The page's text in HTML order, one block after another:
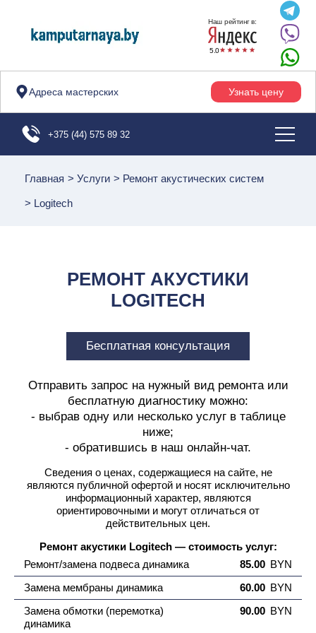
Наш рейтинг в:
5.0
Адреса мастерских Узнать цену
+375 (44) 575 89 32
Главная > Услуги > Ремонт акустических систем
> Logitech
РЕМОНТ АКУСТИКИ
LOGITECH
Бесплатная консультация
Отправить запрос на нужный вид ремонта или
бесплатную диагностику можно:
- выбрав одну или несколько услуг в таблице
ниже;
- обратившись в наш онлайн-чат.
Сведения о ценах, содержащиеся на сайте, не
являются публичной офертойи носят исключительно
информационный характер, являются
ориентировочными и могут отличаться от
действительных цен.
Ремонт акустики Logitech — стоимость услуг:
Ремонт/замена подвеса динамика
85.00 BYN
Замена мембраны динамика
60.00 BYN
Замена обмотки (перемотка)
динамика
90.00 BYN